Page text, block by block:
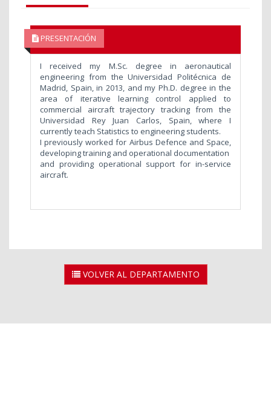
PRESENTACIÓN
I received my M.Sc. degree in aeronautical
engineering from the Universidad Politécnica de
Madrid, Spain, in 2013, and my Ph.D. degree in the
area of iterative learning control applied to
commercial aircraft trajectory tracking from the
Universidad Rey Juan Carlos, Spain, where I
currently teach Statistics to engineering students.
I previously worked for Airbus Defence and Space,
developing training and operational documentation
and providing operational support for in-service
aircraft.
VOLVER AL DEPARTAMENTO